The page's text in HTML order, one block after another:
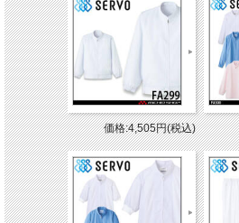
価格:4,505円(税込)